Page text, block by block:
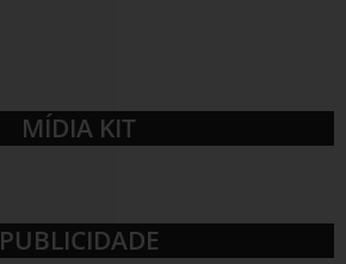
MÍDIA KIT
PUBLICIDADE